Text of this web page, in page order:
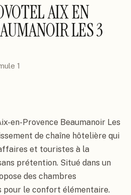
AIX EN
LES 3
1
en-Provence Beaumanoir Les
de chaîne hôtelière qui
et touristes à la
prétention. Situé dans un
des chambres
pour le confort élémentaire.